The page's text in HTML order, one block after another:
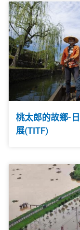
桃太郎的故鄉-
展(TITF)